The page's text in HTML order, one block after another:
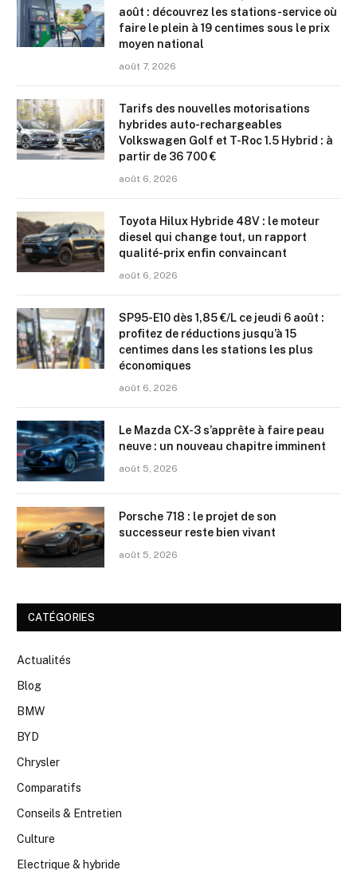
août : découvrez les stations-service où
faire le plein à 19 centimes sous le prix
moyen national
août 7, 2026
Tarifs des nouvelles motorisations
hybrides auto-rechargeables
Volkswagen Golf et T-Roc 1.5 Hybrid : à
partir de 36 700 €
août 6, 2026
Toyota Hilux Hybride 48V : le moteur
diesel qui change tout, un rapport
qualité-prix enfin convaincant
août 6, 2026
SP95-E10 dès 1,85 €/L ce jeudi 6 août :
profitez de réductions jusqu’à 15
centimes dans les stations les plus
économiques
août 6, 2026
Le Mazda CX-3 s’apprête à faire peau
neuve : un nouveau chapitre imminent
août 5, 2026
Porsche 718 : le projet de son
successeur reste bien vivant
août 5, 2026
CATÉGORIES
Actualités
Blog
BMW
BYD
Chrysler
Comparatifs
Conseils & Entretien
Culture
Electrique & hybride